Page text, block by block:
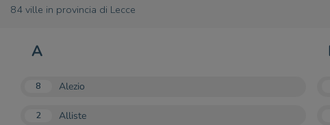
84 ville in provincia di Lecce
A
8 Alezio
2 Alliste